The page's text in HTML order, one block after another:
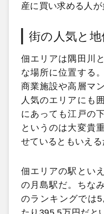
産に買い求める人が
街の人気と
佃エリアは隅田川
な場所に位置する
商業施設や高層マ
人気のエリアにも
にあっても江戸の
というのは大変貴
せているともいえる
佃エリアの駅とい
の月島駅だ。ちな
のランキングでは